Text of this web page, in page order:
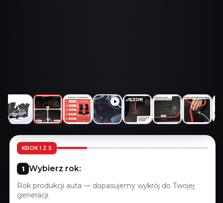
KROK 1 Z 5
Wybierz rok:
Rok produkcji auta — dopasujemy wykrój do Twojej
generacji.